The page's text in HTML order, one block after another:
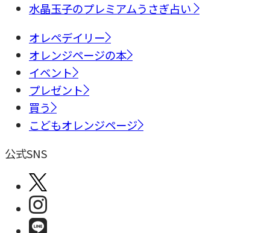
水晶玉子のプレミアムうさぎ占い
オレペデイリー
オレンジページの本
イベント
プレゼント
買う
こどもオレンジページ
公式SNS